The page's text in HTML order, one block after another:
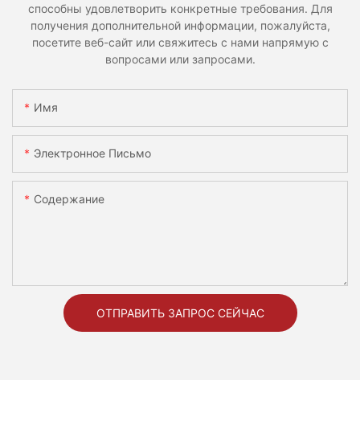
способны удовлетворить конкретные требования. Для
получения дополнительной информации, пожалуйста,
посетите веб-сайт или свяжитесь с нами напрямую с
вопросами или запросами.
Имя
Электронное Письмо
Содержание
ОТПРАВИТЬ ЗАПРОС СЕЙЧАС